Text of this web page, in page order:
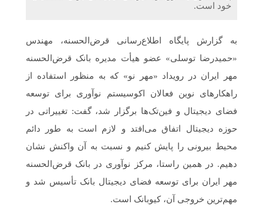
خود است.
به گزارش پایگاه اطلاع‌رسانی قرض‌الحسنه، مهندس
«حمیدرضا توسلی» عضو هیأت مدیره بانک قرض‌الحسنه
مهر ایران در رویداد «مهر نو» که به منظور استفاده از
راهکارهای نوین فعالان اکوسیستم نوآوری برای توسعه
فضای دیجیتال و فین‌تک‌ها برگزار شد، گفت: تغییراتی در
حوزه دیجیتال اتفاق می‌افتد و لازم است به طور دائم
محیط بیرونی را پایش کنیم و نسبت به آن واکنش نشان
دهیم. در همین راستا، مرکز نوآوری در بانک قرض‌الحسنه
مهر ایران برای توسعه فضای دیجیتال بانک تأسیس شد و
مهم‌ترین خروجی آن، کیوبانک است.